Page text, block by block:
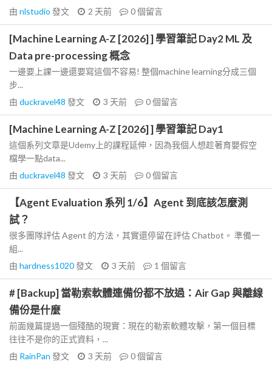
由 nlstudio 發文 2 天前 0個留言
[Machine Learning A-Z [2026] ] 學習筆記 Day2 ML 及
Data pre-processing 概念
一邊要上課一邊還要寫這個不容易! 整個machine learning分成三個
步...
由 duckravel48 發文 3 天前 0個留言
[Machine Learning A-Z [2026] ] 學習筆記 Day1
這個系列文章是Udemy上的課程延伸，因為我個人想趁著育嬰假空
檔學一點data...
由 duckravel48 發文 3 天前 0個留言
【Agent Evaluation 系列 1/6】Agent 到底該怎麼測
試？
很多團隊評估 Agent 的方法，其實還停留在評估 Chatbot。 準備一
組...
由 hardness1020發文 3 天前 1 個留言
# [Backup] 當勒索軟體連備份都不放過：Air Gap 與離線
備份是什麼
前面幾篇提過一個殘酷的現實：現在的勒索軟體攻擊，第一個目標
往往不是你的正式資料，...
由 RainPan 發文 3 天前 0個留言